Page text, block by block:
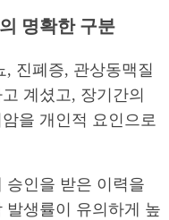
명확한 구분
진폐증, 관상동맥질
계셨고, 장기간의
을 개인적 요인으로
승인을 받은 이력을
발생률이 유의하게 높